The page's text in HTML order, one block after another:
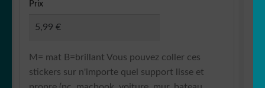
Prix
M= mat B=brillant Vous pouvez coller ces
stickers sur n'importe quel support lisse et